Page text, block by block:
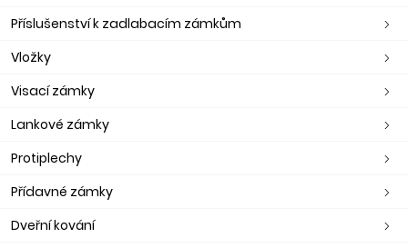
Příslušenství k zadlabacím zámkům
Vložky
Visací zámky
Lankové zámky
Protiplechy
Přídavné zámky
Dveřní kování